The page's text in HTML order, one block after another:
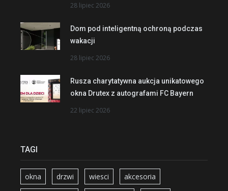
28 lipiec 2026
Dom pod inteligentną ochroną podczas
wakacji
28 lipiec 2026
Rusza charytatywna aukcja unikatowego
okna Drutex z autografami FC Bayern
22 lipiec 2026
TAGI
okna drzwi wiesci akcesoria